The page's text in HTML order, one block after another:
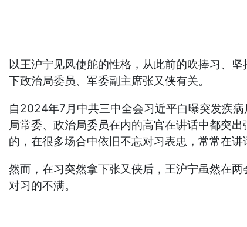
以王沪宁见风使舵的性格，从此前的吹捧习、
下政治局委员、军委副主席张又侠有关。
自2024年7月中共三中全会习近平白曝突发疾
局常委、政治局委员在内的高官在讲话中都突
的，在很多场合中依旧不忘对习表忠，常常在讲
然而，在习突然拿下张又侠后，王沪宁虽然在
对习的不满。